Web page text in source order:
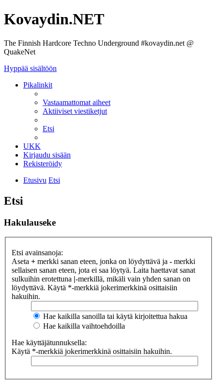
Kovaydin.NET
The Finnish Hardcore Techno Underground #kovaydin.net @
QuakeNet
Hyppää sisältöön
Pikalinkit
Vastaamattomat aiheet
Aktiiviset viestiketjut
Etsi
UKK
Kirjaudu sisään
Rekisteröidy
Etusivu Etsi
Etsi
Hakulauseke
Etsi avainsanoja:
Aseta + merkki sanan eteen, jonka on löydyttävä ja - merkki
sellaisen sanan eteen, jota ei saa löytyä. Laita haettavat sanat
sulkuihin erotettuna |-merkillä, mikäli vain yhden sanan on
löydyttävä. Käytä *-merkkiä jokerimerkkinä osittaisiin
hakuihin.
Hae kaikilla sanoilla tai käytä kirjoitettua hakua
Hae kaikilla vaihtoehdoilla
Hae käyttäjätunnuksella:
Käytä *-merkkiä jokerimerkkinä osittaisiin hakuihin.